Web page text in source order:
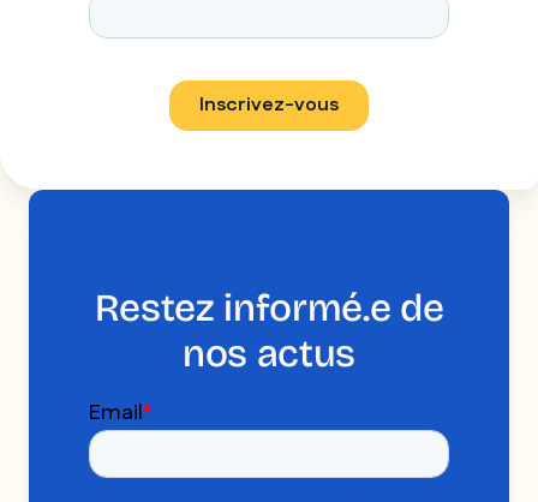
Restez informé.e de
nos actus